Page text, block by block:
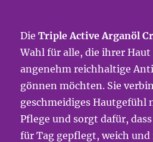
DieTriple Active Arganöl
Wahl für alle, die ihrer
angenehm reichhaltige
gönnen möchten. Sie
geschmeidiges Hautgefühl
Pflege und sorgt dafür,
für Tag gepflegt, weich